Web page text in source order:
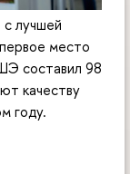
с лучшей
место
составил 98
качеству
году.